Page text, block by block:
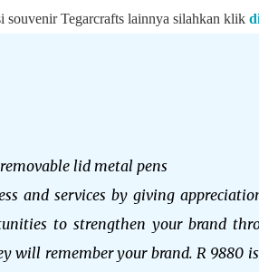
souvenir Tegarcrafts lainnya silahkan klik
lid metal pens
services by giving
to strengthen your brand
will remember your brand. R 9880